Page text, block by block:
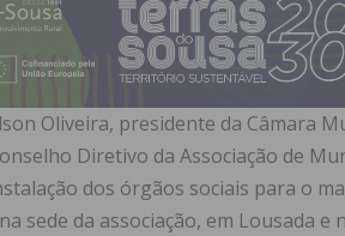
Oliveira, presidente da Câmara
Diretivo da Associação de
dos órgãos sociais para o
sede da associação, em Lousada